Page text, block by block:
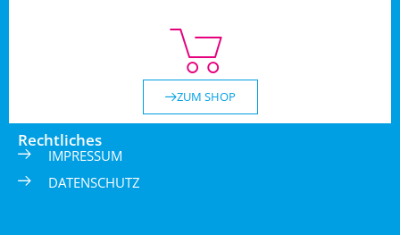
ZUM SHOP
Rechtliches
IMPRESSUM
DATENSCHUTZ